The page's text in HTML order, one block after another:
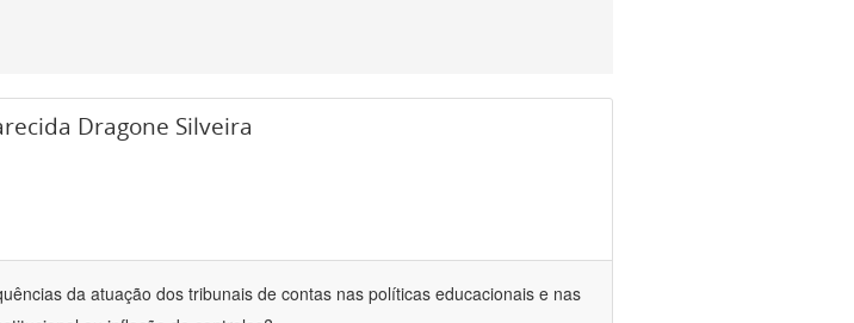
Dragone Silveira
da atuação dos tribunais de contas nas políticas educacionais e nas